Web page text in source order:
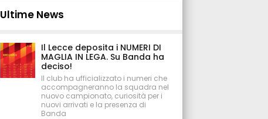
Ultime News
Il Lecce deposita i NUMERI DI
MAGLIA IN LEGA. Su Banda ha
deciso!
Il club ha ufficializzato i numeri che
accompagneranno la squadra nel
nuovo campionato, curiosità per i
nuovi arrivati e la presenza di
Banda